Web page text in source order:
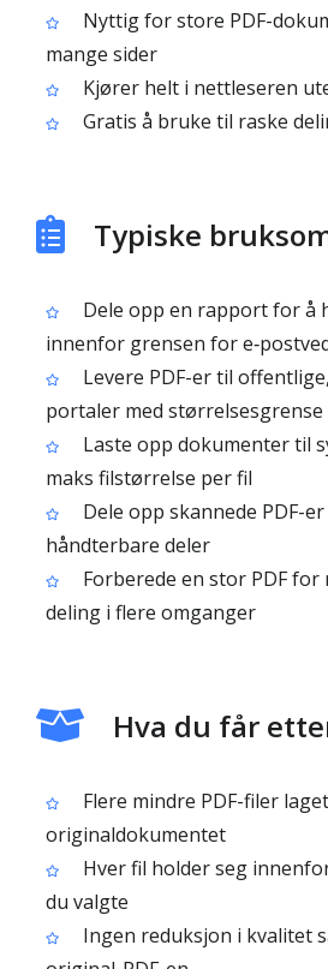
Nyttig for store PDF-
mange sider
Kjører helt i nettleseren
Gratis å bruke til raske
Typiske
Dele opp en rapport for å
innenfor grensen for
Levere PDF-er til
portaler med størrelsesgrense
Laste opp dokumenter til
maks filstørrelse per fil
Dele opp skannede PDF-
håndterbare deler
Forberede en stor PDF
deling i flere omganger
Hva du får
Flere mindre PDF-filer
originaldokumentet
Hver fil holder seg
du valgte
Ingen reduksjon i kvalitet